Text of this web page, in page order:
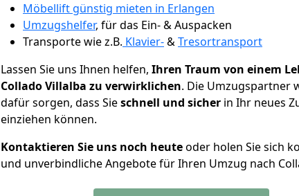
Möbellift günstig mieten in Erlangen
Umzugshelfer, für das Ein- & Auspacken
Transporte wie z.B. Klavier-&Tresortransport
Lassen Sie uns Ihnen helfen, Ihren Traum von einem
Collado Villalba zu verwirklichen. Die Umzugspartner
dafür sorgen, dass Sieschnell und sicher in Ihr neues
einziehen können.
Kontaktieren Sie uns noch heuteoder holen Sie sich
und unverbindliche Angebote für Ihren Umzug nach